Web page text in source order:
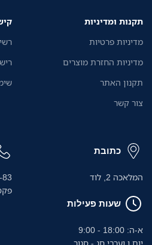
תקנות ומדיניות
מדיניות פרטיות
מדיניות החזרת מוצרים
תקנון האתר
צור קשר
כתובת
המלאכה 2, לוד
שעות פעילות
א-ה: 18:00 - 9:00
פקס: 08-